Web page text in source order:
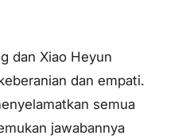
dan Xiao Heyun
dan empati.
semua
jawabannya